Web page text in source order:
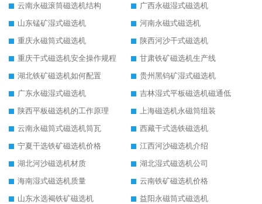
云南永磁滚筒磁选机结构
广西永磁湿式磁选机
山东锰矿湿式磁选机
河南永磁式磁选机
重庆永磁筒式磁选机
陕西河沙干式磁选机
重庆干式磁选机安全操作规程
甘肃铁矿磁选机生产线
湖北铁矿磁选机如何配置
贵州黑钨矿湿式磁选机
广东永磁湿式磁选机
吉林湿式平板磁选机磁通低
陕西平板磁选机的工作原理
上海磁选机永磁筒组装
云南永磁筒式磁选机筒瓦
西藏干式选铁磁选机
宁夏干选铁矿磁选机价格
江西河沙磁选机介绍
湖北河沙磁选机材质
湖北湿式磁选机公司
海南湿式磁选机质量
云南铁矿磁选机价格
山东水选褐铁矿磁选机
益阳永磁筒式磁选机